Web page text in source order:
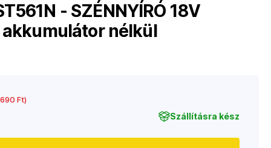
- SZÉNNYÍRÓ 18V
akkumulátor nélkül
Ft)
Szállításra kész